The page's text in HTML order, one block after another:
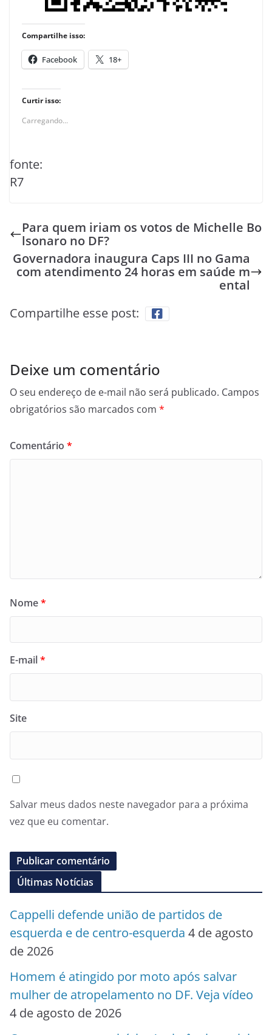
Compartilhe isso:
Facebook 18+
Curtir isso:
Carregando...
fonte:
R7
Para quem iriam os votos de Michelle Bo
lsonaro no DF?
Governadora inaugura Caps III no Gama
com atendimento 24 horas em saúde m
ental
Compartilhe esse post:
Deixe um comentário
O seu endereço de e-mail não será publicado. Campos
obrigatórios são marcados com *
Comentário *
Nome*
E-mail*
Site
Salvar meus dados neste navegador para a próxima
vez que eu comentar.
Últimas Notícias
Cappelli defende união de partidos de
esquerda e de centro-esquerda 4 de agosto
de 2026
Homem é atingido por moto após salvar
mulher de atropelamento no DF. Veja vídeo
4 de agosto de 2026